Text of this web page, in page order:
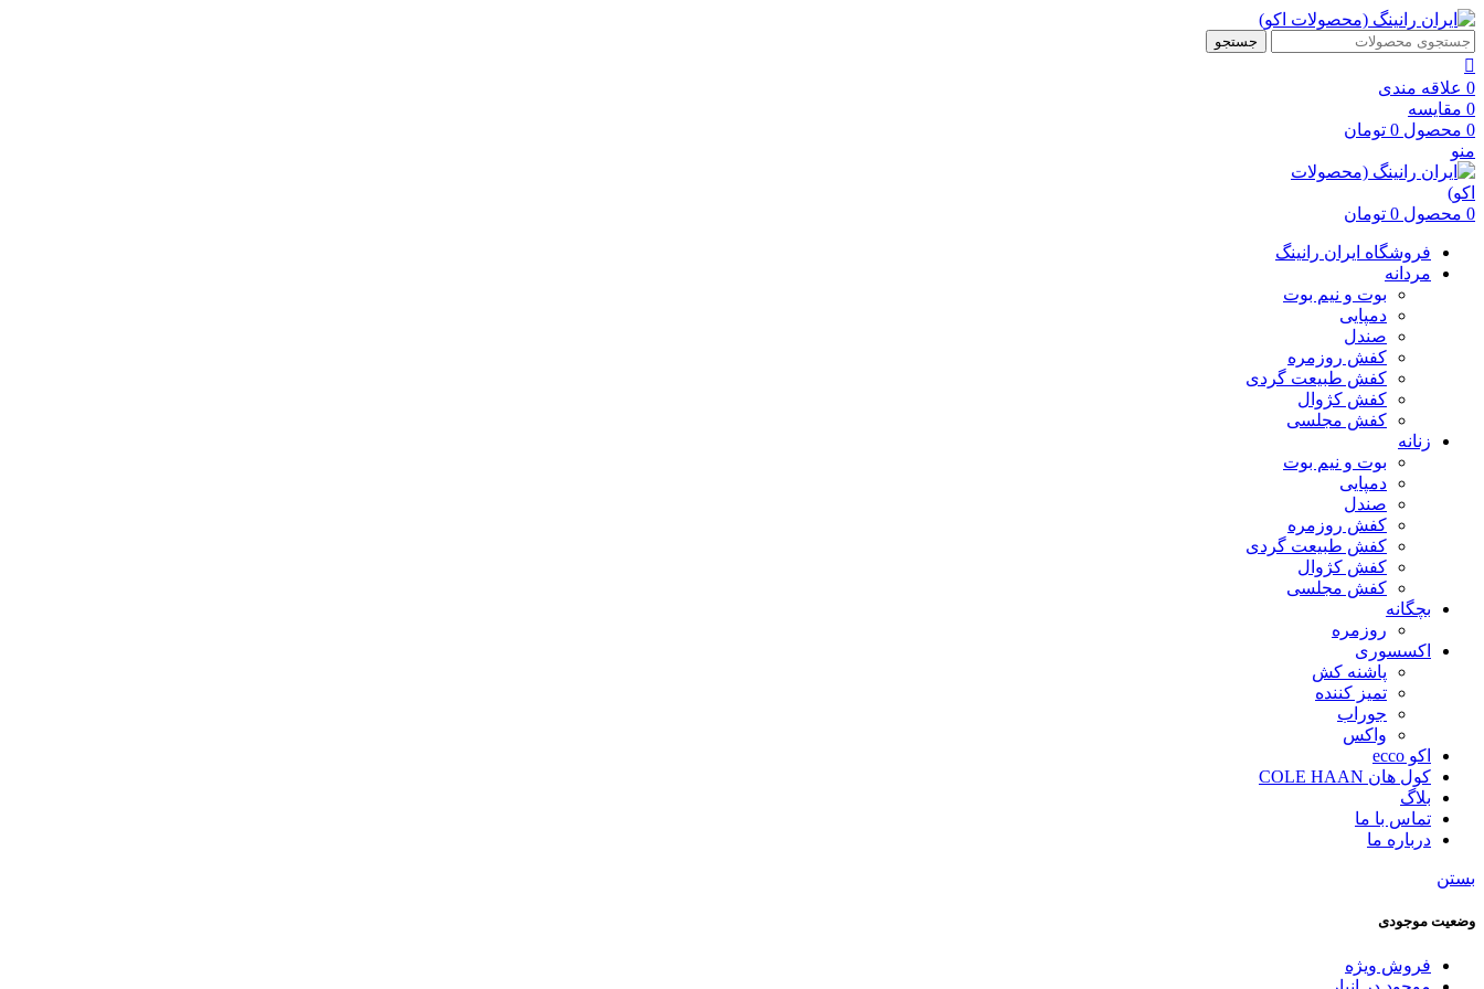
جستجو
0 علاقه مندی
0 مقایسه
0 محصول 0 تومان
منو
0 محصول 0 تومان
فروشگاه ایران رانینگ
مردانه
بوت و نیم بوت
دمپایی
صندل
کفش روزمره
کفش طبیعت گردی
کفش کژوال
کفش مجلسی
زنانه
بوت و نیم بوت
دمپایی
صندل
کفش روزمره
کفش طبیعت گردی
کفش کژوال
کفش مجلسی
بچگانه
روزمره
اکسسوری
پاشنه کش
تمیز کننده
جوراب
واکس
اکو ecco
کول هان COLE HAAN
بلاگ
تماس با ما
درباره ما
بستن
وضعیت موجودی
فروش ویژه